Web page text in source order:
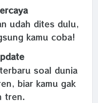
udah dites dulu,
kamu coba!
soal dunia
biar kamu gak
tren.